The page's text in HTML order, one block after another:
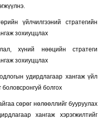
үйлчилгээний стратегийн
зохиуццлах
хүний нөөцийн стратеги
зохиуццлах
удирдлагаар хангаж үйл
болгох
сөрөг нөлөөллийг бууруулах
хангаж хэрэгжилтийг